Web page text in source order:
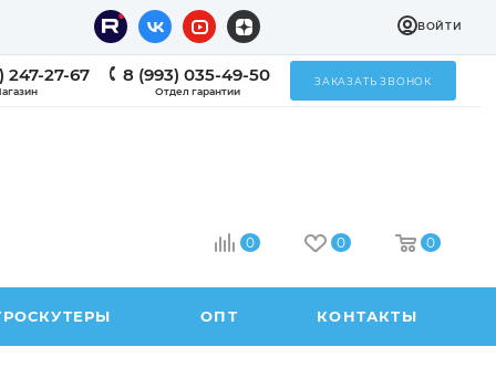
ВОЙТИ
247-27-67 8 (993) 035-49-50
Отдел гарантии
ЗАКАЗАТЬ ЗВОНОК
0 0 0
ОПТ КОНТАКТЫ